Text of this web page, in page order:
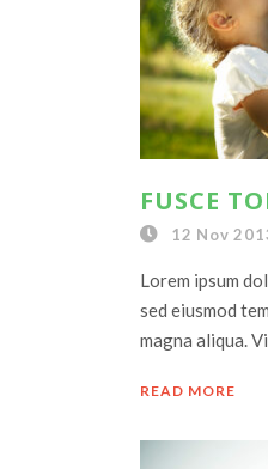
FUSCE
12 Nov
Lorem ipsum
sed eiusmod
magna aliqua.
READ MORE